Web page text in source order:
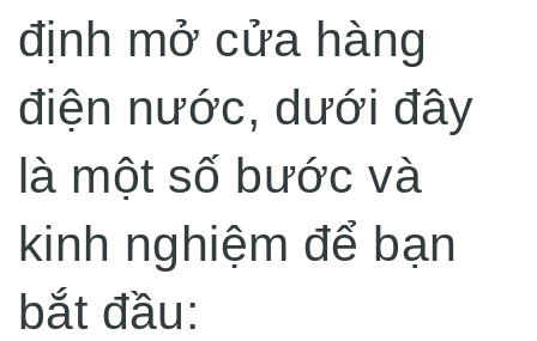
định mở cửa hàng
điện nước, dưới đây
là một số bước và
kinh nghiệm để bạn
bắt đầu: